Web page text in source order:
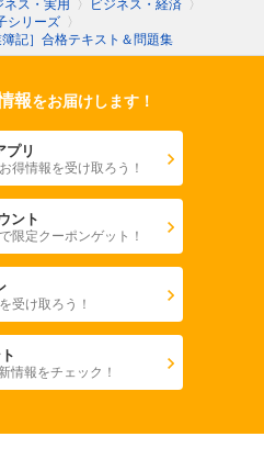
シリーズ 〉
記］合格テキスト＆問題集
報をお届けします！
プリ
得情報を受け取ろう！
ント
限定クーポンゲット！
受け取ろう！
情報をチェック！